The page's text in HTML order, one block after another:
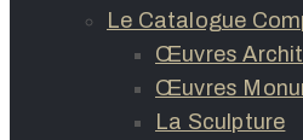
Le Catalogue
Œuvres
Œuvres
La Sculpture